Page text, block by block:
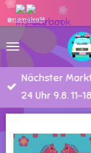
@mamalea14
Zum
Hauptinhalt
springen
Nächster
24 Uhr 9.8. 11-